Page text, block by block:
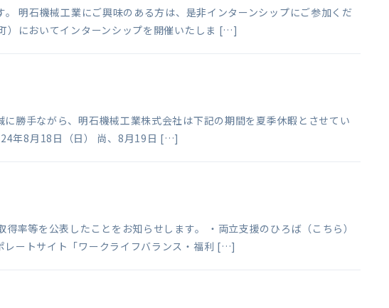
明石機械工業にご興味のある方は、是非インターンシップにご参加くだ
）においてインターンシップを開催いたしま […]
勝手ながら、明石機械工業株式会社は下記の期間を夏季休暇とさせてい
年8月18日（日） 尚、8月19日 […]
率等を公表したことをお知らせします。 ・両立支援のひろば（こちら）
レートサイト「ワークライフバランス・福利 […]